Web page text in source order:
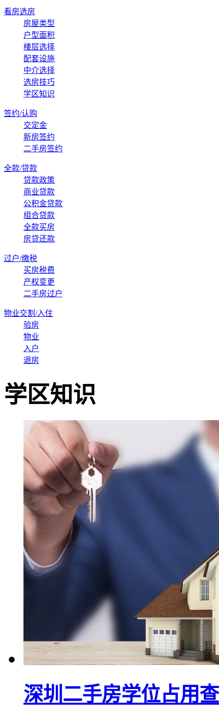
看房选房
房屋类型
户型面积
楼层选择
配套设施
中介选择
选房技巧
学区知识
签约/认购
交定金
新房签约
二手房签约
全款/贷款
贷款政策
商业贷款
公积金贷款
组合贷款
全款买房
房贷还款
过户/缴税
买房税费
产权变更
二手房过户
物业交割/入住
验房
物业
入户
退房
学区知识
深圳二手房学位占用